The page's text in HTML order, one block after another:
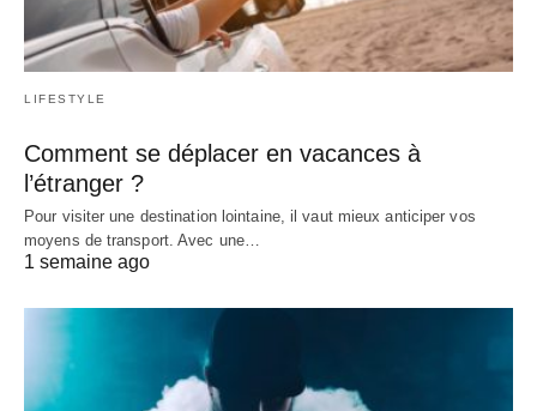
LIFESTYLE
Comment se déplacer en vacances à
l’étranger ?
Pour visiter une destination lointaine, il vaut mieux anticiper vos
moyens de transport. Avec une…
1 semaine ago